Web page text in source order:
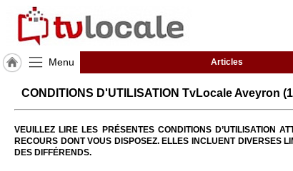
Menu Articles
J'adhère
Hulcoq
ACCUEIL
Aveyron
(12)
CONDITIONS D'UTILISATION TvLocale Aveyron
VEUILLEZ LIRE LES PRÉSENTES CONDITIONS D’UTILISATION
RECOURS DONT VOUS DISPOSEZ. ELLES INCLUENT DIVERSES
DES DIFFÉRENDS.